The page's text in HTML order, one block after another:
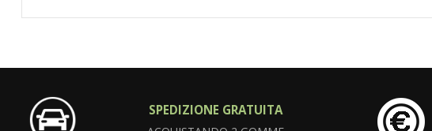
SPEDIZIONE GRATUITA